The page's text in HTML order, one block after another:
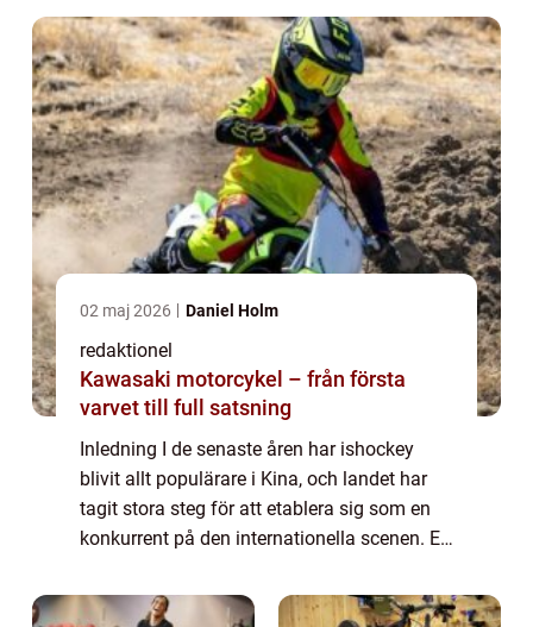
g...
02 maj 2026 Daniel Holm
redaktionel
Kawasaki motorcykel – från första
varvet till full satsning
Inledning I de senaste åren har ishockey
blivit allt populärare i Kina, och landet har
tagit stora steg för att etablera sig som en
konkurrent på den internationella scenen. En
organisationen av Kina Ishockey OS, som